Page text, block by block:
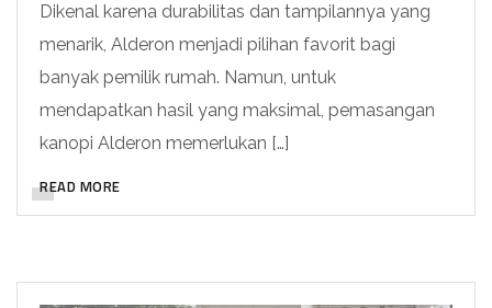
Dikenal karena durabilitas dan tampilannya yang
menarik, Alderon menjadi pilihan favorit bagi
banyak pemilik rumah. Namun, untuk
mendapatkan hasil yang maksimal, pemasangan
kanopi Alderon memerlukan […]
READ MORE